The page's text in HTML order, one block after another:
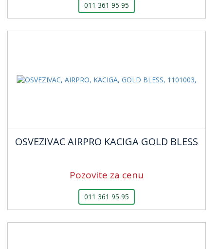
011 361 95 95
OSVEZIVAC AIRPRO KACIGA GOLD BLESS
Pozovite za cenu
011 361 95 95